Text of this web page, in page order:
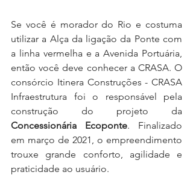
Se você é morador do Rio e costuma
utilizar a Alça da ligação da Ponte com
a linha vermelha e a Avenida Portuária,
então você deve conhecer a CRASA. O
consórcio Itinera Construções - CRASA
Infraestrutura foi o responsável pela
Concessionária Ecoponte. Finalizado
em março de 2021, o empreendimento
trouxe grande conforto, agilidade e
praticidade ao usuário.